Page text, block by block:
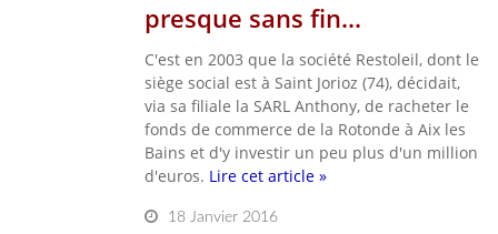
presque sans fin...
C'est en 2003 que la société Restoleil, dont le
siège social est à Saint Jorioz (74), décidait,
via sa filiale la SARL Anthony, de racheter le
fonds de commerce de la Rotonde à Aix les
Bains et d'y investir un peu plus d'un million
d'euros. Lire cet article »
18 Janvier 2016